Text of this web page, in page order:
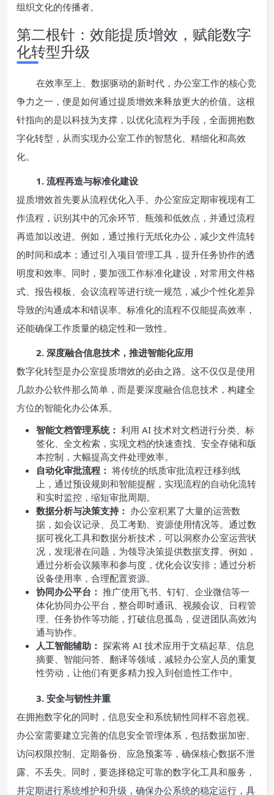
组织文化的传播者。
第二根针：效能提质增效，赋能数字
化转型升级
在效率至上、数据驱动的新时代，办公室工作的核心竞
争力之一，便是如何通过提质增效来释放更大的价值。这根
针指向的是以科技为支撑，以优化流程为手段，全面拥抱数
字化转型，从而实现办公室工作的智慧化、精细化和高效
化。
1. 流程再造与标准化建设
提质增效首先要从流程优化入手。办公室应定期审视现有工
作流程，识别其中的冗余环节、瓶颈和低效点，并通过流程
再造加以改进。例如，通过推行无纸化办公，减少文件流转
的时间和成本；通过引入项目管理工具，提升任务协作的透
明度和效率。同时，要加强工作标准化建设，对常用文件格
式、报告模板、会议流程等进行统一规范，减少个性化差异
导致的沟通成本和错误率。标准化的流程不仅能提高效率，
还能确保工作质量的稳定性和一致性。
2. 深度融合信息技术，推进智能化应用
数字化转型是办公室提质增效的必由之路。这不仅仅是使用
几款办公软件那么简单，而是要深度融合信息技术，构建全
方位的智能化办公体系。
智能文档管理系统： 利用 AI 技术对文档进行分类、标
签化、全文检索，实现文档的快速查找、安全存储和版
本控制，大幅提高文件处理效率。
自动化审批流程： 将传统的纸质审批流程迁移到线
上，通过预设规则和智能提醒，实现流程的自动化流转
和实时监控，缩短审批周期。
数据分析与决策支持： 办公室积累了大量的运营数
据，如会议记录、员工考勤、资源使用情况等。通过数
据可视化工具和数据分析技术，可以洞察办公室运营状
况，发现潜在问题，为领导决策提供数据支撑。例如，
通过分析会议频率和参与度，优化会议安排；通过分析
设备使用率，合理配置资源。
协同办公平台： 推广使用飞书、钉钉、企业微信等一
体化协同办公平台，整合即时通讯、视频会议、日程管
理、任务协作等功能，打破信息孤岛，促进团队高效沟
通与协作。
人工智能辅助： 探索将 AI 技术应用于文稿起草、信息
摘要、智能问答、翻译等领域，减轻办公室人员的重复
性劳动，让他们有更多精力投入到创造性工作中。
3. 安全与韧性并重
在拥抱数字化的同时，信息安全和系统韧性同样不容忽视。
办公室需要建立完善的信息安全管理体系，包括数据加密、
访问权限控制、定期备份、应急预案等，确保核心数据不泄
露、不丢失。同时，要选择稳定可靠的数字化工具和服务，
并定期进行系统维护和升级，确保办公系统的稳定运行，具